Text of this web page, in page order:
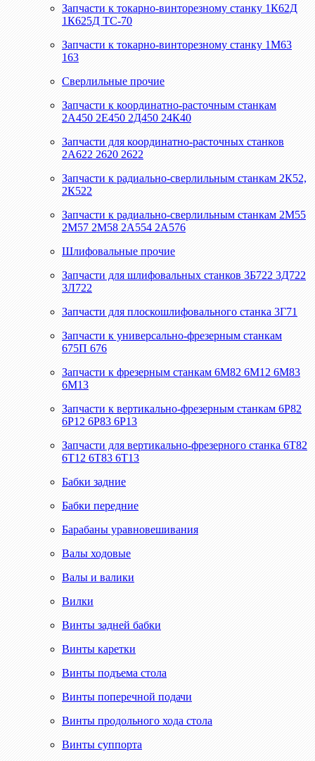
Запчасти к токарно-винторезному станку 1К62Д
1К625Д ТС-70
Запчасти к токарно-винторезному станку 1М63
163
Сверлильные прочие
Запчасти к координатно-расточным станкам
2А450 2Е450 2Д450 24К40
Запчасти для координатно-расточных станков
2А622 2620 2622
Запчасти к радиально-сверлильным станкам 2К52,
2К522
Запчасти к радиально-сверлильным станкам 2М55
2М57 2М58 2А554 2А576
Шлифовальные прочие
Запчасти для шлифовальных станков 3Б722 3Д722
3Л722
Запчасти для плоскошлифовального станка 3Г71
Запчасти к универсально-фрезерным станкам
675П 676
Запчасти к фрезерным станкам 6М82 6М12 6М83
6М13
Запчасти к вертикально-фрезерным станкам 6Р82
6Р12 6Р83 6Р13
Запчасти для вертикально-фрезерного станка 6Т82
6Т12 6Т83 6Т13
Бабки задние
Бабки передние
Барабаны уравновешивания
Валы ходовые
Валы и валики
Вилки
Винты задней бабки
Винты каретки
Винты подъема стола
Винты поперечной подачи
Винты продольного хода стола
Винты суппорта